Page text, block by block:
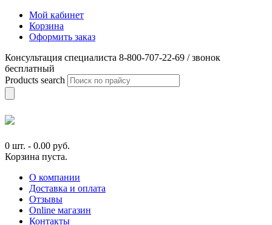
Мой кабинет
Корзина
Оформить заказ
Консультация специалиста 8-800-707-22-69 / звонок
бесплатный
Products search
0 шт. - 0.00 руб.
Корзина пуста.
О компании
Доставка и оплата
Отзывы
Online магазин
Контакты